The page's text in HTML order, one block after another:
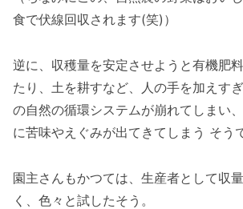
食で伏線回収されます(笑)）
逆に、収穫量を安定させようと有機肥
たり、土を耕すなど、人の手を加えす
の自然の循環システムが崩れてしまい
に苦味やえぐみが出てきてしまう そう
園主さんもかつては、生産者として収
く、色々と試したそう。